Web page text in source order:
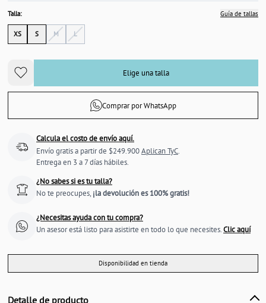
Talla: Guía de tallas
XS S M L
Elige una talla
Comprar por WhatsApp
Calcula el costo de envío aquí.
Envío gratis a partir de $249.900Aplican TyC.
Entrega en 3 a 7 días hábiles.
¿No sabes si es tu talla?
No te preocupes,¡la devolución es 100% gratis!
¿Necesitas ayuda con tu compra?
Un asesor está listo para asistirte en todo lo que necesites.Clic aquí
Disponibilidad en tienda
Detalle de producto